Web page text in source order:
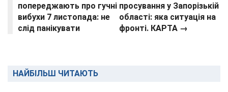
попереджають про гучні
вибухи 7 листопада: не
слід панікувати
просування у Запорізькій
області: яка ситуація на
фронті. КАРТА →
НАЙБІЛЬШ ЧИТАЮТЬ